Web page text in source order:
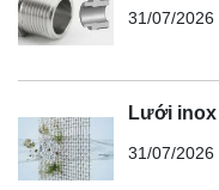
31/07/2026
Lưới inox
31/07/2026